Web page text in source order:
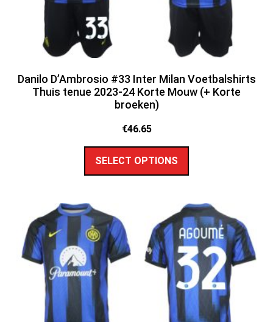
Danilo D’Ambrosio #33 Inter Milan Voetbalshirts
Thuis tenue 2023-24 Korte Mouw (+ Korte
broeken)
€46.65
SELECT OPTIONS